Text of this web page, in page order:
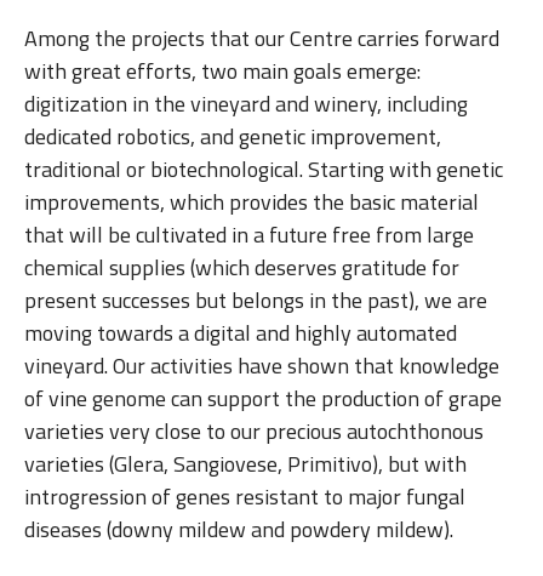
Among the projects that our Centre carries forward
with great efforts, two main goals emerge:
digitization in the vineyard and winery, including
dedicated robotics, and genetic improvement,
traditional or biotechnological. Starting with genetic
improvements, which provides the basic material
that will be cultivated in a future free from large
chemical supplies (which deserves gratitude for
present successes but belongs in the past), we are
moving towards a digital and highly automated
vineyard. Our activities have shown that knowledge
of vine genome can support the production of grape
varieties very close to our precious autochthonous
varieties (Glera, Sangiovese, Primitivo), but with
introgression of genes resistant to major fungal
diseases (downy mildew and powdery mildew).